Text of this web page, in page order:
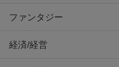
ファンタジー
経済/経営